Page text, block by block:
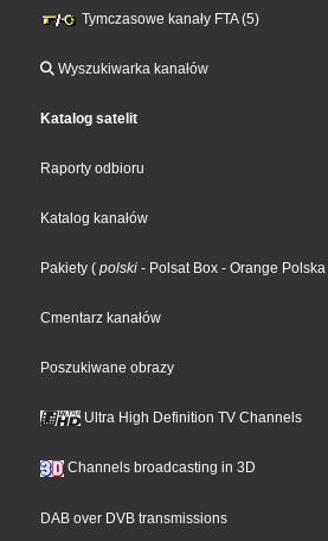
Tymczasowe kanały FTA (5)
Wyszukiwarka kanałów
Katalog satelit
Raporty odbioru
Katalog kanałów
Pakiety ( polski - Polsat Box - Orange Polska
Cmentarz kanałów
Poszukiwane obrazy
Ultra High Definition TV Channels
Channels broadcasting in 3D
DAB over DVB transmissions